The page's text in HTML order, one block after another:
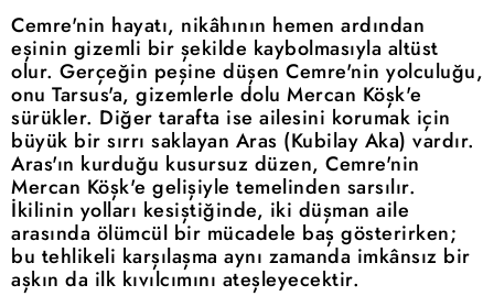
Cemre'nin hayatı, nikâhının hemen ardından
eşinin gizemli bir şekilde kaybolmasıyla altüst
olur. Gerçeğin peşine düşen Cemre'nin yolculuğu,
onu Tarsus'a, gizemlerle dolu Mercan Köşk'e
sürükler. Diğer tarafta ise ailesini korumak için
büyük bir sırrı saklayan Aras (Kubilay Aka) vardır.
Aras'ın kurduğu kusursuz düzen, Cemre'nin
Mercan Köşk'e gelişiyle temelinden sarsılır.
İkilinin yolları kesiştiğinde, iki düşman aile
arasında ölümcül bir mücadele baş gösterirken;
bu tehlikeli karşılaşma aynı zamanda imkânsız bir
aşkın da ilk kıvılcımını ateşleyecektir.